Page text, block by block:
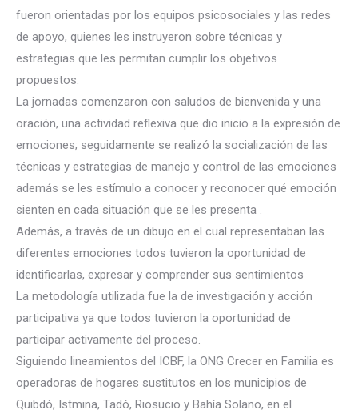
fueron orientadas por los equipos psicosociales y las redes
de apoyo, quienes les instruyeron sobre técnicas y
estrategias que les permitan cumplir los objetivos
propuestos.
La jornadas comenzaron con saludos de bienvenida y una
oración, una actividad reflexiva que dio inicio a la expresión de
emociones; seguidamente se realizó la socialización de las
técnicas y estrategias de manejo y control de las emociones
además se les estímulo a conocer y reconocer qué emoción
sienten en cada situación que se les presenta .
Además, a través de un dibujo en el cual representaban las
diferentes emociones todos tuvieron la oportunidad de
identificarlas, expresar y comprender sus sentimientos
La metodología utilizada fue la de investigación y acción
participativa ya que todos tuvieron la oportunidad de
participar activamente del proceso.
Siguiendo lineamientos del ICBF, la ONG Crecer en Familia es
operadoras de hogares sustitutos en los municipios de
Quibdó, Istmina, Tadó, Riosucio y Bahía Solano, en el